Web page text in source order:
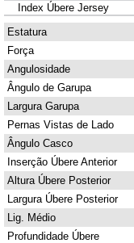
Index Úbere Jersey
Estatura
Força
Angulosidade
Ângulo de Garupa
Largura Garupa
Pernas Vistas de Lado
Ângulo Casco
Inserção Úbere Anterior
Altura Úbere Posterior
Largura Úbere Posterior
Lig. Médio
Profundidade Úbere